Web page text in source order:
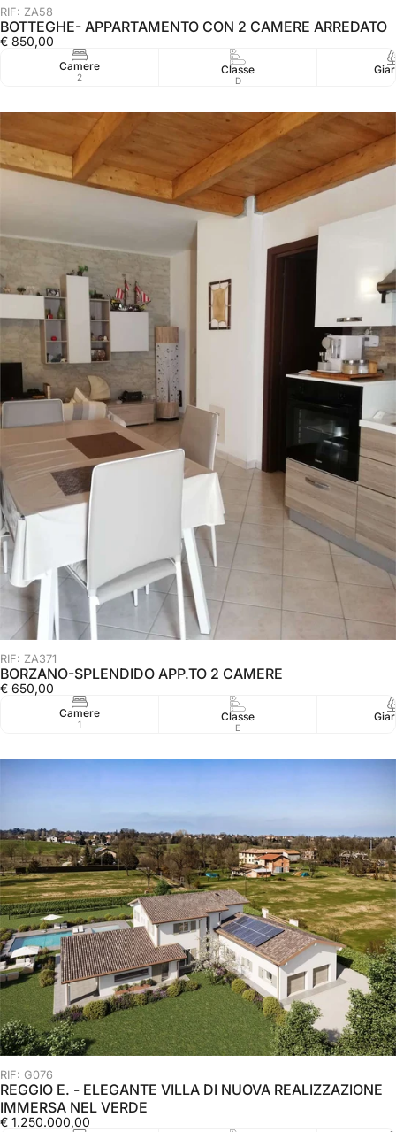
RIF: ZA58
BOTTEGHE- APPARTAMENTO CON 2 CAMERE ARREDATO
€ 850,00
Camere
2
Classe
D
RIF: ZA371
BORZANO-SPLENDIDO APP.TO 2 CAMERE
€ 650,00
Camere
1
Classe
E
RIF: G076
REGGIO E. - ELEGANTE VILLA DI NUOVA REALIZZAZIONE
IMMERSA NEL VERDE
€ 1.250.000,00